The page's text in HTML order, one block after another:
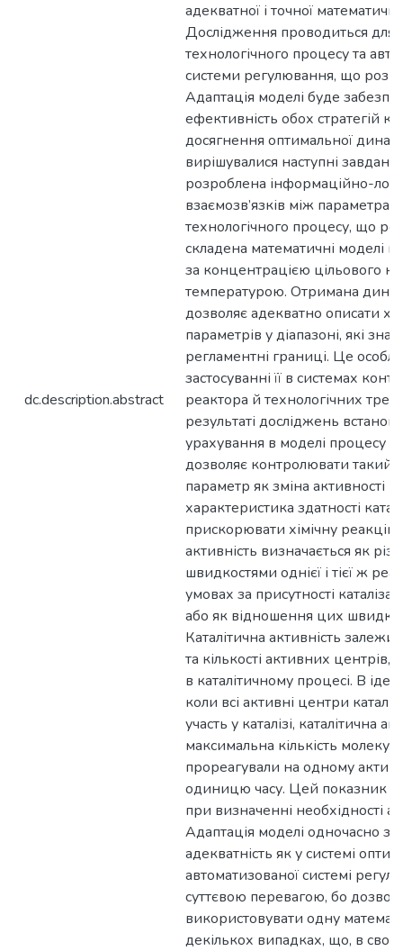
dc.description.abstract
адекватної і точної
Дослідження проводиться для
технологічного процесу та
системи регулювання, що
Адаптація моделі буде
ефективність обох стратегій
досягнення оптимальної
вирішувалися наступні
розроблена інформаційно-
взаємозв’язків між
технологічного процесу, що
складена математичні моделі
за концентрацією цільового
температурою. Отримана
дозволяє адекватно описати
параметрів у діапазоні, які
регламентні границі. Це
застосуванні її в системах
реактора й технологічних
результаті досліджень
урахування в моделі процесу
дозволяє контролювати такий
параметр як зміна активності
характеристика здатності
прискорювати хімічну реакцію.
активність визначається як
швидкостями однієї і тієї ж
умовах за присутності
або як відношення цих
Каталітична активність
та кількості активних центрів,
в каталітичному процесі. В
коли всі активні центри
участь у каталізі, каталітична
максимальна кількість
прореагували на одному
одиницю часу. Цей показник
при визначенні необхідності
Адаптація моделі одночасно
адекватність як у системі
автоматизованої системі
суттєвою перевагою, бо
використовувати одну
декількох випадках, що, в свою